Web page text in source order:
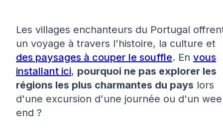
Les villages enchanteurs du Portugal
un voyage à travers l'histoire, la culture et
des paysages à couper le souffle. En vous
installant ici, pourquoi ne pas explorer les
régions les plus charmantes du pays lors
d'une excursion d'une journée ou d'un
end ?